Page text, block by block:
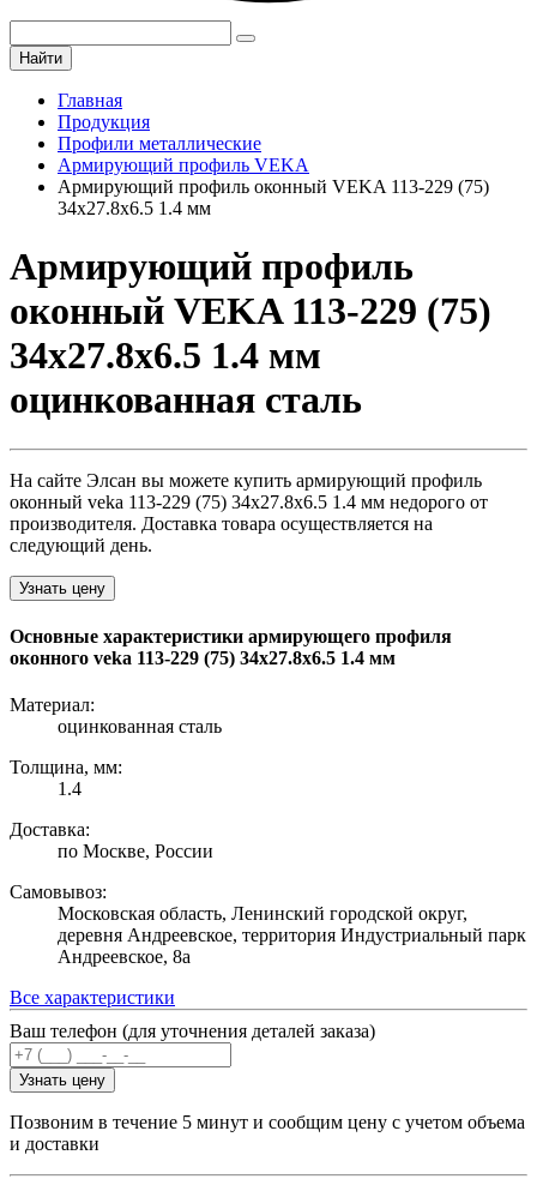
Найти
Главная
Продукция
Профили металлические
Армирующий профиль VEKA
Армирующий профиль оконный VEKA 113-229 (75)
34х27.8х6.5 1.4 мм
Армирующий профиль
оконный VEKA 113-229 (75)
34х27.8х6.5 1.4 мм
оцинкованная сталь
На сайте Элсан вы можете купить армирующий профиль
оконный veka 113-229 (75) 34х27.8х6.5 1.4 мм недорого от
производителя. Доставка товара осуществляется на
следующий день.
Узнать цену
Основные характеристики армирующего профиля
оконного veka 113-229 (75) 34х27.8х6.5 1.4 мм
Материал:
оцинкованная сталь
Толщина, мм:
1.4
Доставка:
по Москве, России
Самовывоз:
Московская область, Ленинский городской округ,
деревня Андреевское, территория Индустриальный парк
Андреевское, 8а
Все характеристики
Ваш телефон (для уточнения деталей заказа)
Узнать цену
Позвоним в течение 5 минут и сообщим цену с учетом объема
и доставки